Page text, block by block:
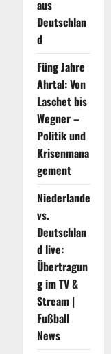
aus
Deutschlan
d
Füng Jahre
Ahrtal: Von
Laschet bis
Wegner –
Politik und
Krisenmana
gement
Niederlande
vs.
Deutschlan
d live:
Übertragun
g im TV &
Stream |
Fußball
News